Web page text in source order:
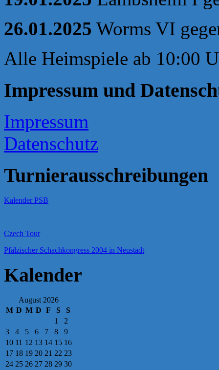
26.01.2025 Worms VI
Alle Heimspiele ab 10:00
Impressum und
Impressum
Datenschutz
Turnierausschreibungen
Kalender PSB
Czech Tour
Pfälzischer Schachkongress 2004 in Neustadt
Kalender
August 2026
M D M D F S
S
1
2
3
4 5 6 7 8
9
10 11 12 13 14 15 16
17 18 19 20 21 22 23
24 25 26 27 28 29 30